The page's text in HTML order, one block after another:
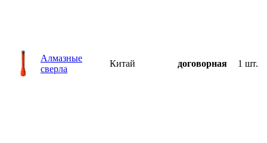
Алмазные
сверла
Китай договорная 1 шт.